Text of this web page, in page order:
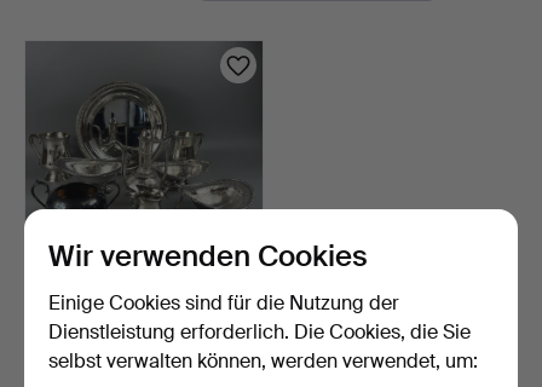
VERSILBERTES
TAFELGERÄT.
3 Tage
Wir verwenden Cookies
Einige Cookies sind für die Nutzung der
Dienstleistung erforderlich. Die Cookies, die Sie
selbst verwalten können, werden verwendet, um: